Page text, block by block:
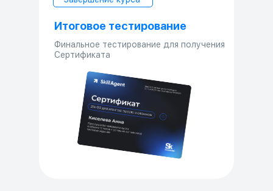
Финальное тестирование для получения
Сертификата
Итоговое тестирование